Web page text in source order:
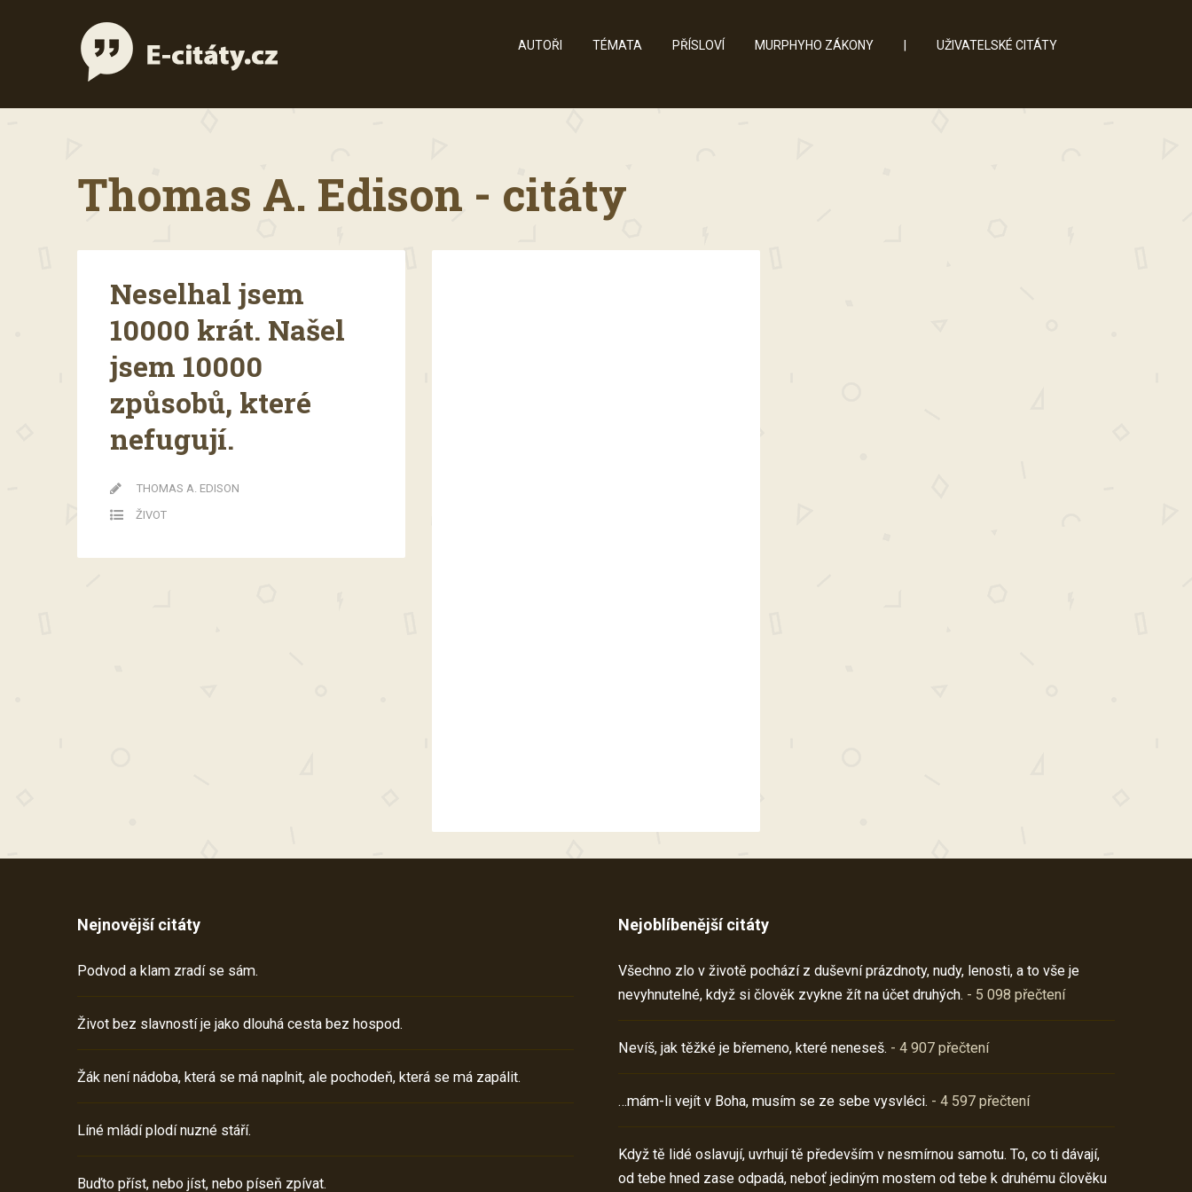
AUTOŘI TÉMATA PŘÍSLOVÍ MURPHYHO ZÁKONY UŽIVATELSKÉ CITÁTY
Thomas A. Edison - citáty
Neselhal jsem
10000 krát. Našel
jsem 10000
způsobů, které
nefugují.
THOMAS A. EDISON
ŽIVOT
Nejnovější citáty
Podvod a klam zradí se sám.
Život bez slavností je jako dlouhá cesta bez hospod.
Žák není nádoba, která se má naplnit, ale pochodeň, která se má zapálit.
Líné mládí plodí nuzné stáří.
Buďto příst, nebo jíst, nebo píseň zpívat.
Nejoblíbenější citáty
Všechno zlo v životě pochází z duševní prázdnoty, nudy, lenosti, a to vše je
nevyhnutelné, když si člověk zvykne žít na účet druhých. - 5 098 přečtení
Nevíš, jak těžké je břemeno, které neneseš. - 4 907 přečtení
…mám-li vejít v Boha, musím se ze sebe vysvléci. - 4 597 přečtení
Když tě lidé oslavují, uvrhují tě především v nesmírnou samotu. To, co ti dávají,
od tebe hned zase odpadá, neboť jediným mostem od tebe k druhému člověku